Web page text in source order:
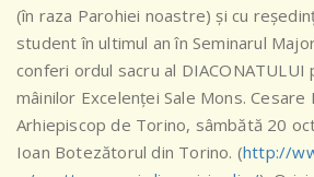
(în raza Parohiei noastre) și cu
student în ultimul an în Seminarul
conferi ordul sacru al DIACONATULUI
mâinilor Excelenței Sale Mons. Cesare
Arhiepiscop de Torino, sâmbătă 20
Ioan Botezătorul din Torino. (http://